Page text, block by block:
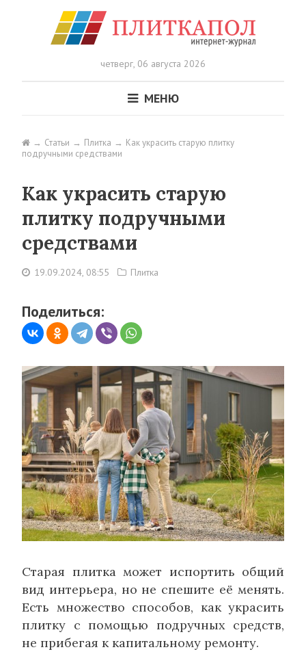
четверг, 06 августа 2026
МЕНЮ
Статьи Плитка
Как украсить старую плитку
подручными средствами
Как украсить старую
плитку подручными
средствами
19.09.2024, 08:55 Плитка
Поделиться:
Старая плитка может испортить общий
вид интерьера, но не спешите её менять.
Есть множество способов, как украсить
плитку с помощью подручных средств,
не прибегая к капитальному ремонту.